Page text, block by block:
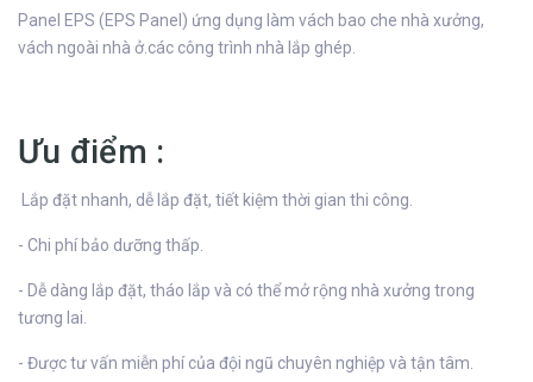
Panel EPS (EPS Panel) ứng dụng làm vách bao che nhà xưởng,
vách ngoài nhà ở.các công trình nhà lắp ghép.
Ưu điểm :
Lắp đặt nhanh, dễ lắp đặt, tiết kiệm thời gian thi công.
- Chi phí bảo dưỡng thấp.
- Dễ dàng lắp đặt, tháo lắp và có thể mở rộng nhà xưởng trong
tương lai.
- Được tư vấn miễn phí của đội ngũ chuyên nghiệp và tận tâm.